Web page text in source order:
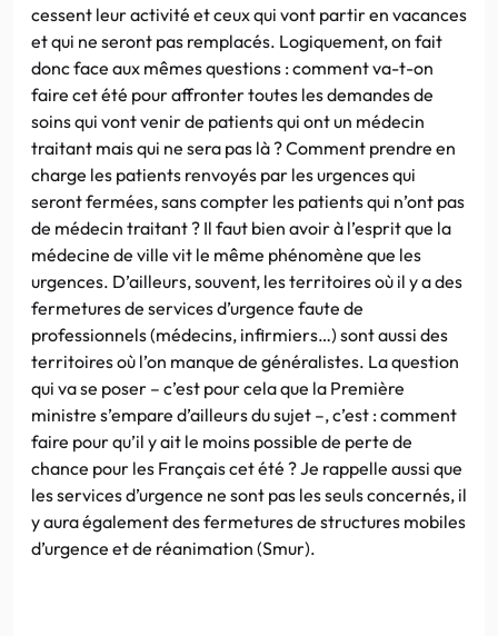
cessent leur activité et ceux qui vont partir en vacances
et qui ne seront pas remplacés. Logiquement, on fait
donc face aux mêmes questions : comment va-t-on
faire cet été pour affronter toutes les demandes de
soins qui vont venir de patients qui ont un médecin
traitant mais qui ne sera pas là ? Comment prendre en
charge les patients renvoyés par les urgences qui
seront fermées, sans compter les patients qui n’ont pas
de médecin traitant ? Il faut bien avoir à l’esprit que la
médecine de ville vit le même phénomène que les
urgences. D’ailleurs, souvent, les territoires où il y a des
fermetures de services d’urgence faute de
professionnels (médecins, infirmiers…) sont aussi des
territoires où l’on manque de généralistes. La question
qui va se poser – c’est pour cela que la Première
ministre s’empare d’ailleurs du sujet –, c’est : comment
faire pour qu’il y ait le moins possible de perte de
chance pour les Français cet été ? Je rappelle aussi que
les services d’urgence ne sont pas les seuls concernés, il
y aura également des fermetures de structures mobiles
d’urgence et de réanimation (Smur).